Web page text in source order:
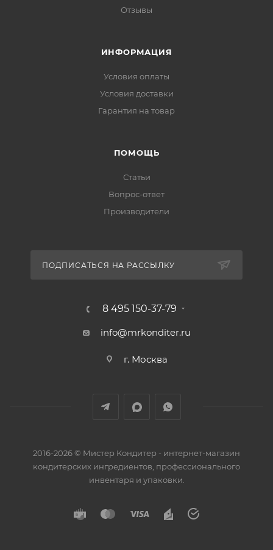
Отзывы
ИНФОРМАЦИЯ
Условия оплаты
Условия доставки
Гарантия на товар
ПОМОЩЬ
Статьи
Вопрос-ответ
Производители
ПОДПИСАТЬСЯ НА РАССЫЛКУ
8 495 150-37-79
info@mrkonditer.ru
г. Москва
2016-2026 © Мистер Кондитер - интернет-магазин
кондитерских ингредиентов, профессионального
инвентаря и упаковки.